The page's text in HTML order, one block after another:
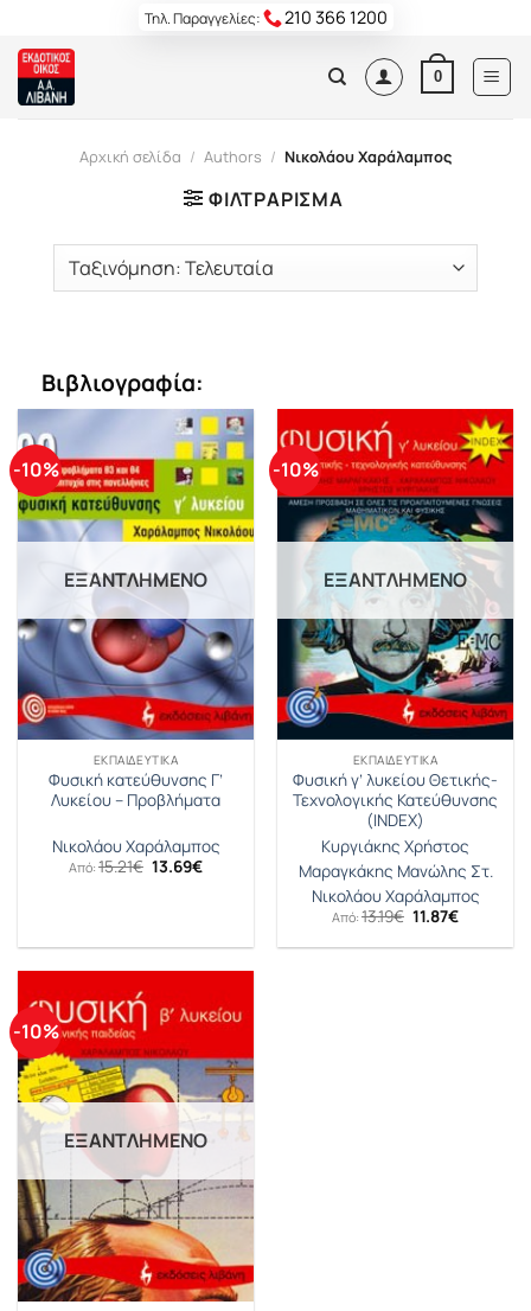
content
Τηλ. Παραγγελίες: 210 366 1200
0
Αρχική σελίδα / Authors / Νικολάου Χαράλαμπος
ΦΙΛΤΡΆΡΙΣΜΑ
Βιβλιογραφία:
-10%
ΕΞΑΝΤΛΗΜΈΝΟ
ΕΚΠΑΙΔΕΥΤΙΚΆ
Φυσική κατεύθυνσης Γ’
Λυκείου – Προβλήματα
Νικολάου Χαράλαμπος
Από: 15.21€ Original
price
13.69€Η
-10%
ΕΞΑΝΤΛΗΜΈΝΟ
ΕΚΠΑΙΔΕΥΤΙΚΆ
Φυσική γ’ λυκείου Θετικής-
Τεχνολογικής Κατεύθυνσης
(INDEX)
Κυργιάκης Χρήστος
Μαραγκάκης Μανώλης Στ.
Νικολάου Χαράλαμπος
Από: 13.19€ Original
price
was:
11.87€Η
τιμή
-10%
ΕΞΑΝΤΛΗΜΈΝΟ